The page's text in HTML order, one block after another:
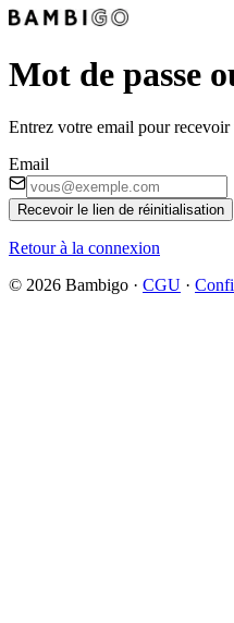
Mot de passe
Entrez votre email pour
Email
Recevoir le lien de réinitialisation
Retour à la connexion
© 2026 Bambigo · CGU ·